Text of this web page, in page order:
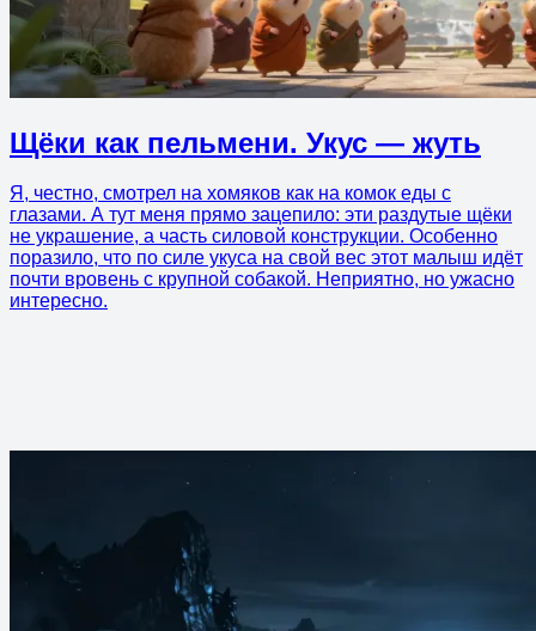
Щёки как пельмени. Укус — жуть
Я, честно, смотрел на хомяков как на комок еды с
глазами. А тут меня прямо зацепило: эти раздутые щёки
не украшение, а часть силовой конструкции. Особенно
поразило, что по силе укуса на свой вес этот малыш идёт
почти вровень с крупной собакой. Неприятно, но ужасно
интересно.